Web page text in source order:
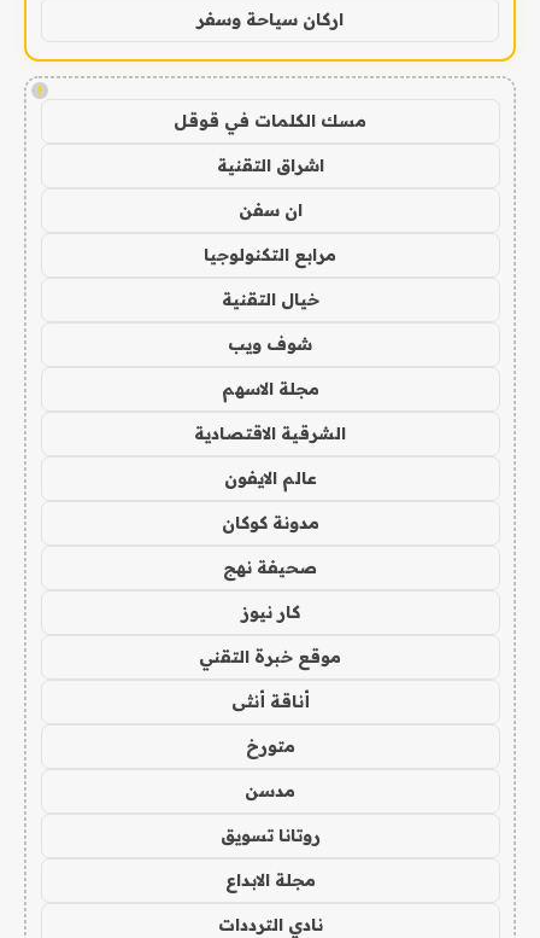
اركان سياحة وسفر
!
مسك الكلمات في قوقل
اشراق التقنية
ان سفن
مرابع التكنولوجيا
خيال التقنية
شوف ويب
مجلة الاسهم
الشرقية الاقتصادية
عالم الايفون
مدونة كوكان
صحيفة نهج
كار نيوز
موقع خبرة التقني
أناقة أنثى
متورخ
مدسن
روتانا تسويق
مجلة الابداع
نادي الترددات